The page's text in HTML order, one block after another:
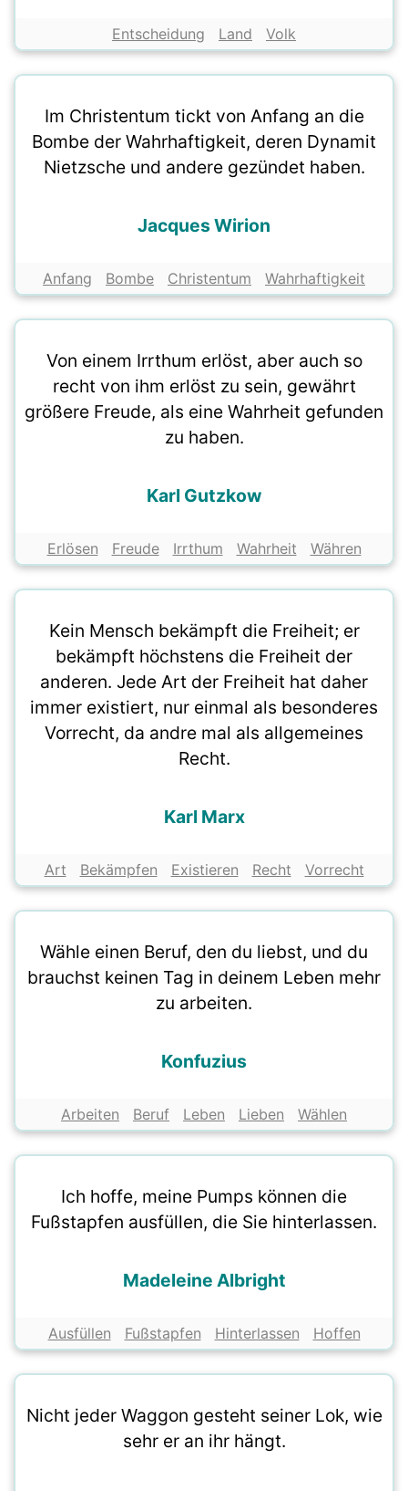
Entscheidung Land Volk
Im Christentum tickt von Anfang an die
Bombe der Wahrhaftigkeit, deren Dynamit
Nietzsche und andere gezündet haben.
Jacques Wirion
Anfang Bombe Christentum Wahrhaftigkeit
Von einem Irrthum erlöst, aber auch so
recht von ihm erlöst zu sein, gewährt
größere Freude, als eine Wahrheit gefunden
zu haben.
Karl Gutzkow
Erlösen Freude Irrthum Wahrheit Währen
Kein Mensch bekämpft die Freiheit; er
bekämpft höchstens die Freiheit der
anderen. Jede Art der Freiheit hat daher
immer existiert, nur einmal als besonderes
Vorrecht, da andre mal als allgemeines
Recht.
Karl Marx
Art Bekämpfen Existieren Recht Vorrecht
Wähle einen Beruf, den du liebst, und du
brauchst keinen Tag in deinem Leben mehr
zu arbeiten.
Konfuzius
Arbeiten Beruf Leben Lieben Wählen
Ich hoffe, meine Pumps können die
Fußstapfen ausfüllen, die Sie hinterlassen.
Madeleine Albright
Ausfüllen Fußstapfen Hinterlassen Hoffen
Nicht jeder Waggon gesteht seiner Lok, wie
sehr er an ihr hängt.